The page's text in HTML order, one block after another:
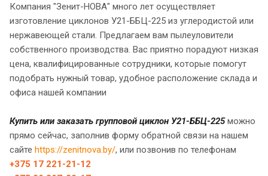
Компания "Зенит-НОВА" много лет осуществляет
изготовление циклонов У21-ББЦ-225 из углеродистой или
нержавеющей стали. Предлагаем вам пылеуловители
собственного производства. Вас приятно порадуют низкая
цена, квалифицированные сотрудники, которые помогут
подобрать нужный товар, удобное расположение склада и
офиса нашей компании
Купить или заказать групповой циклон У21-ББЦ-225можно
прямо сейчас, заполнив форму обратной связи на нашем
сайте https://zenitnova.by/, или позвонив по телефонам
+375 17 221-21-12